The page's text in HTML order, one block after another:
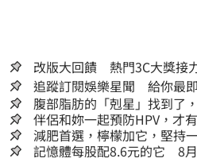
改版大回饋 熱門3C大獎接
追蹤訂閱娛樂星聞 給你最
腹部脂肪的「剋星」找到了
囊，瘦出小蠻腰
伴侶和妳一起預防HPV，才
減肥首選，檸檬加它，堅持
人生
記憶體每股配8.6元的它 8